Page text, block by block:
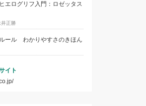
エログリフ入門：ロゼッタス
正勝
ール わかりやすさのきほん
イト